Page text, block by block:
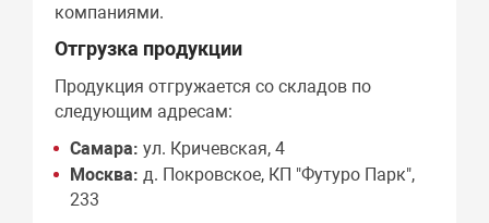
компаниями.
Отгрузка продукции
Продукция отгружается со складов по
следующим адресам:
Самара: ул. Кричевская, 4
Москва: д. Покровское, КП "Футуро Парк",
233